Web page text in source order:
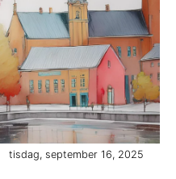
tisdag, september 16, 2025